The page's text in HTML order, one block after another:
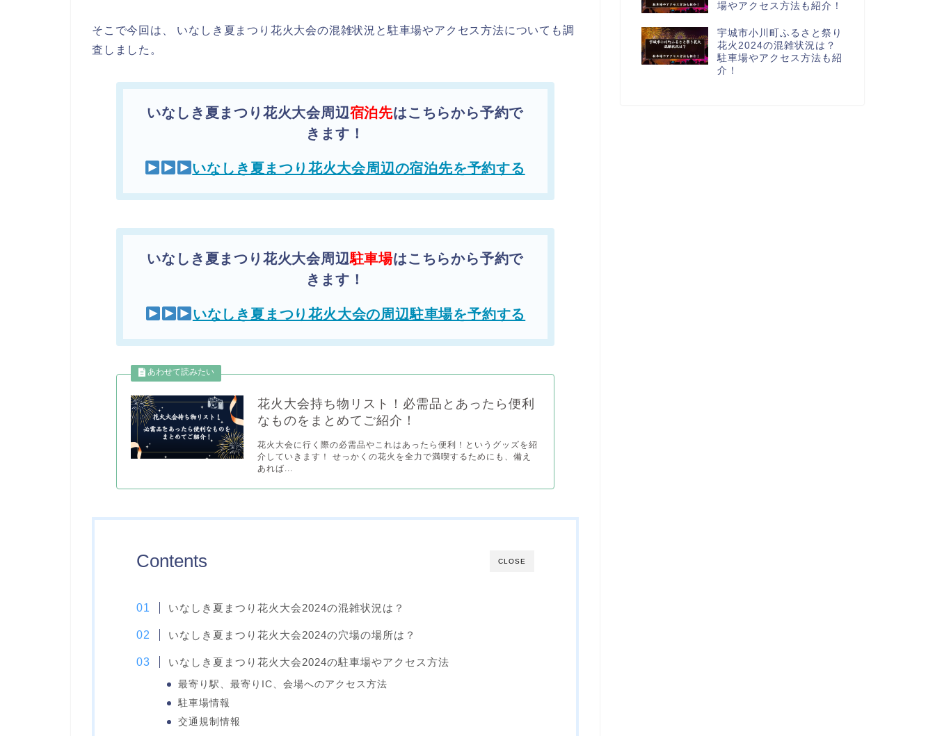
そこで今回は、 いなしき夏まつり花火大会の混雑状況と駐車場やアクセス方法についても調
査しました。
いなしき夏まつり花火大会周辺宿泊先はこちらから予約で
きます！
いなしき夏まつり花火大会周辺の宿泊先を予約する
いなしき夏まつり花火大会周辺駐車場はこちらから予約で
きます！
いなしき夏まつり花火大会の周辺駐車場を予約する
花火大会持ち物リスト！必需品とあったら便利
なものをまとめてご紹介！
花火大会に行く際の必需品やこれはあったら便利！というグッズを紹
介していきます！ せっかくの花火を全力で満喫するためにも、備え
あれば...
CLOSE
Contents
いなしき夏まつり花火大会2024の混雑状況は？
いなしき夏まつり花火大会2024の穴場の場所は？
いなしき夏まつり花火大会2024の駐車場やアクセス方法
最寄り駅、最寄りIC、会場へのアクセス方法
駐車場情報
交通規制情報
場やアクセス方法も紹介！
宇城市小川町ふるさと祭り
花火2024の混雑状況は？
駐車場やアクセス方法も紹
介！